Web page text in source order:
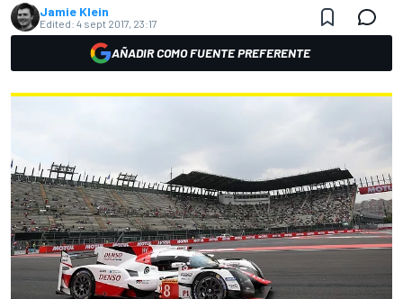
Jamie Klein
Edited: 4 sept 2017, 23:17
AÑADIR COMO FUENTE PREFERENTE